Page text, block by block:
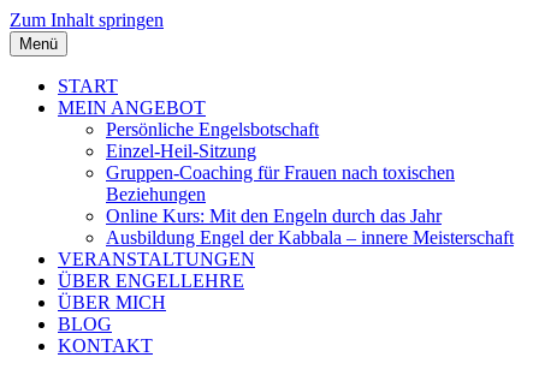
Zum Inhalt springen
Menü
START
MEIN ANGEBOT
Persönliche Engelsbotschaft
Einzel-Heil-Sitzung
Gruppen-Coaching für Frauen nach toxischen
Beziehungen
Online Kurs: Mit den Engeln durch das Jahr
Ausbildung Engel der Kabbala – innere Meisterschaft
VERANSTALTUNGEN
ÜBER ENGELLEHRE
ÜBER MICH
BLOG
KONTAKT